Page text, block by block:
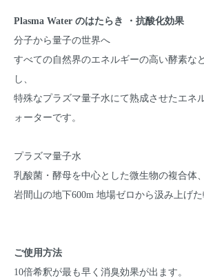
Plasma Water のはたらき ・抗酸化効果
分子から量子の世界へ
すべての自然界のエネルギーの高い酵素な
し、
特殊なプラズマ量子水にて熟成させたエネ
ォーターです。
プラズマ量子水
乳酸菌・酵母を中心とした微生物の複合体
岩間山の地下600m 地場ゼロから汲み上げ
ご使用方法
10倍希釈が最も早く消臭効果が出ます。